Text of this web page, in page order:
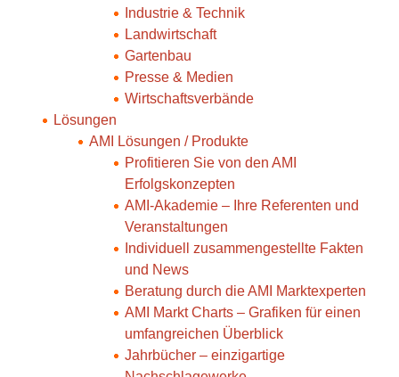
Industrie & Technik
Landwirtschaft
Gartenbau
Presse & Medien
Wirtschaftsverbände
Lösungen
AMI Lösungen / Produkte
Profitieren Sie von den AMI
Erfolgskonzepten
AMI-Akademie – Ihre Referenten und
Veranstaltungen
Individuell zusammengestellte Fakten
und News
Beratung durch die AMI Marktexperten
AMI Markt Charts – Grafiken für einen
umfangreichen Überblick
Jahrbücher – einzigartige